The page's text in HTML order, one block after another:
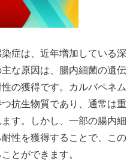
症は、近年増加している深
な原因は、腸内細菌の遺伝
の獲得です。カルバペネム
抗生物質であり、通常は重
す。しかし、一部の腸内細
性を獲得することで、この
とができます。